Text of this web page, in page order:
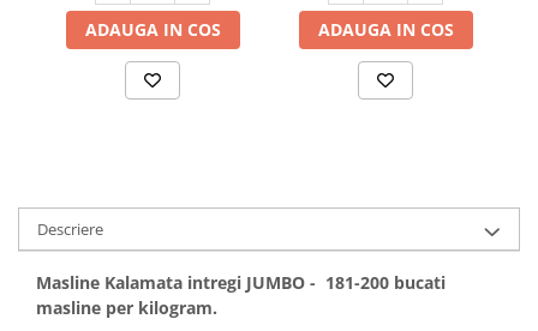
ADAUGA IN COS ADAUGA IN COS
Descriere
Masline Kalamata intregi JUMBO - 181-200 bucati
masline per kilogram.